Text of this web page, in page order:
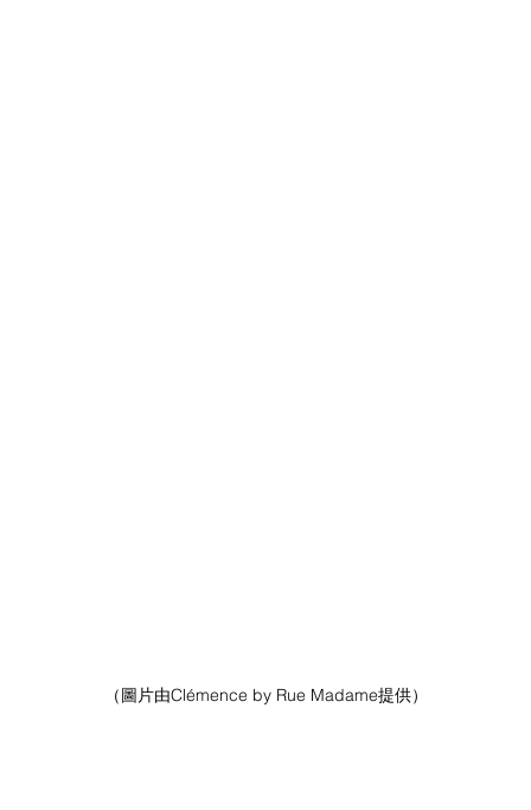
（圖片由Clémence by Rue Madame提供）